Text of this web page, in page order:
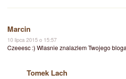
Marcin
10 lipca 2015 o 15:57
Czeeesc :) Wlasnie znalazlem Twojego
Tomek Lach